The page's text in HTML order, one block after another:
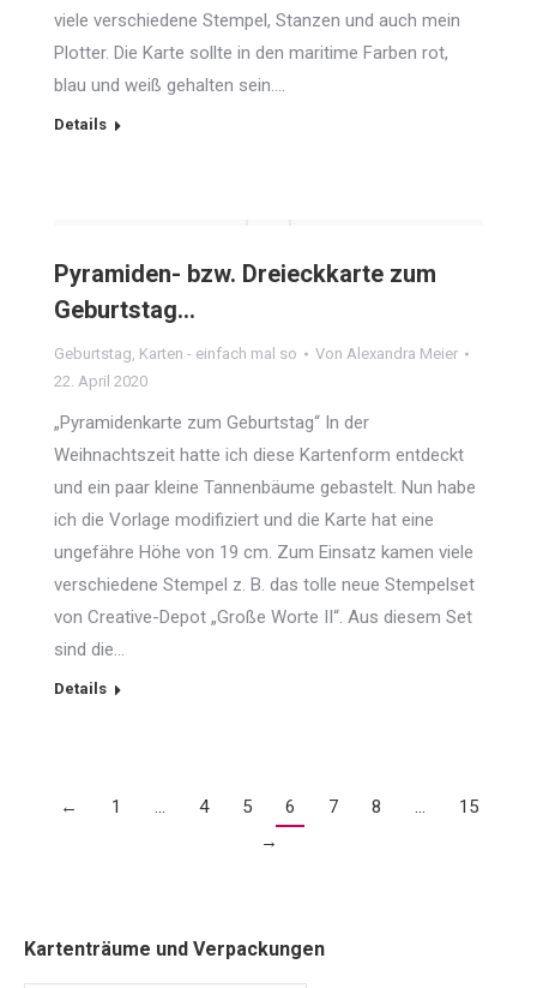
viele verschiedene Stempel, Stanzen und auch mein
Plotter. Die Karte sollte in den maritime Farben rot,
blau und weiß gehalten sein.…
Details
Pyramiden- bzw. Dreieckkarte zum
Geburtstag…
Geburtstag, Karten - einfach mal so Von Alexandra Meier
22. April 2020
„Pyramidenkarte zum Geburtstag“ In der
Weihnachtszeit hatte ich diese Kartenform entdeckt
und ein paar kleine Tannenbäume gebastelt. Nun habe
ich die Vorlage modifiziert und die Karte hat eine
ungefähre Höhe von 19 cm. Zum Einsatz kamen viele
verschiedene Stempel z. B. das tolle neue Stempelset
von Creative-Depot „Große Worte II“. Aus diesem Set
sind die…
Details
← 1 … 4 5 6 7 8 …
15
→
Kartenträume und Verpackungen